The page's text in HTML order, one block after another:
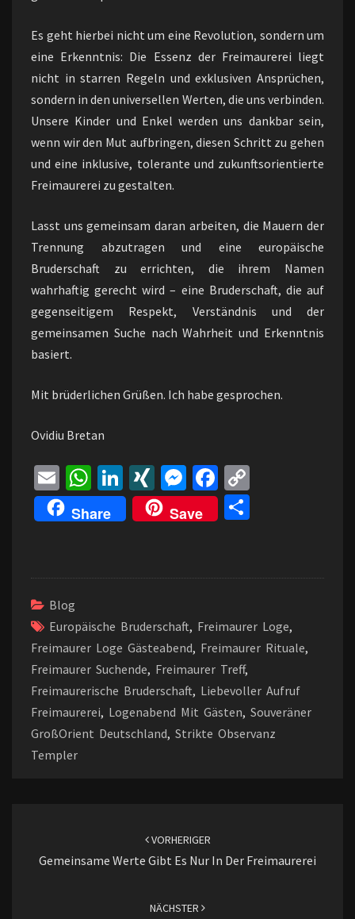
Es geht hierbei nicht um eine Revolution, sondern um
eine Erkenntnis: Die Essenz der Freimaurerei liegt
nicht in starren Regeln und exklusiven Ansprüchen,
sondern in den universellen Werten, die uns verbinden.
Unsere Kinder und Enkel werden uns dankbar sein,
wenn wir den Mut aufbringen, diesen Schritt zu gehen
und eine inklusive, tolerante und zukunftsorientierte
Freimaurerei zu gestalten.
Lasst uns gemeinsam daran arbeiten, die Mauern der
Trennung abzutragen und eine europäische
Bruderschaft zu errichten, die ihrem Namen
wahrhaftig gerecht wird – eine Bruderschaft, die auf
gegenseitigem Respekt, Verständnis und der
gemeinsamen Suche nach Wahrheit und Erkenntnis
basiert.
Mit brüderlichen Grüßen. Ich habe gesprochen.
Ovidiu Bretan
E
m
ai
W
h
at
p
Li
n
ke
n
XI
N
G
M
es
se
ge
Fa
ce
b
o
Li
k
Share Save
n
Blog
Europäische Bruderschaft, Freimaurer Loge,
Freimaurer Loge Gästeabend, Freimaurer Rituale,
Freimaurer Suchende, Freimaurer Treff,
Freimaurerische Bruderschaft, Liebevoller Aufruf
Freimaurerei, Logenabend Mit Gästen, Souveräner
GroßOrient Deutschland, Strikte Observanz
Templer
VORHERIGER
Gemeinsame Werte Gibt Es Nur In Der Freimaurerei
NÄCHSTER